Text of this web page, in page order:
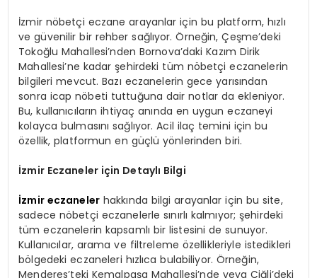
İzmir nöbetçi eczane arayanlar için bu platform, hızlı
ve güvenilir bir rehber sağlıyor. Örneğin, Çeşme’deki
Tokoğlu Mahallesi’nden Bornova’daki Kazım Dirik
Mahallesi’ne kadar şehirdeki tüm nöbetçi eczanelerin
bilgileri mevcut. Bazı eczanelerin gece yarısından
sonra icap nöbeti tuttuğuna dair notlar da ekleniyor.
Bu, kullanıcıların ihtiyaç anında en uygun eczaneyi
kolayca bulmasını sağlıyor. Acil ilaç temini için bu
özellik, platformun en güçlü yönlerinden biri.
İzmir Eczaneler için Detaylı Bilgi
İzmir eczaneler hakkında bilgi arayanlar için bu site,
sadece nöbetçi eczanelerle sınırlı kalmıyor; şehirdeki
tüm eczanelerin kapsamlı bir listesini de sunuyor.
Kullanıcılar, arama ve filtreleme özellikleriyle istedikleri
bölgedeki eczaneleri hızlıca bulabiliyor. Örneğin,
Menderes’teki Kemalpaşa Mahallesi’nde veya Çiğli’deki